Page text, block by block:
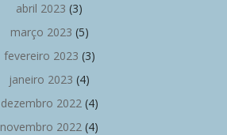
abril 2023 (3)
março 2023 (5)
fevereiro 2023 (3)
janeiro 2023 (4)
dezembro 2022(4)
novembro 2022 (4)